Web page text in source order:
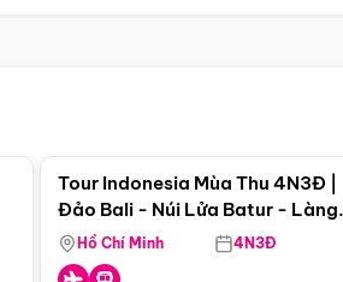
Tour Indonesia Mùa Thu 4N3Đ |
Đảo Bali - Núi Lửa Batur - Làng
Penglipuran
Hồ Chí Minh 4N3Đ